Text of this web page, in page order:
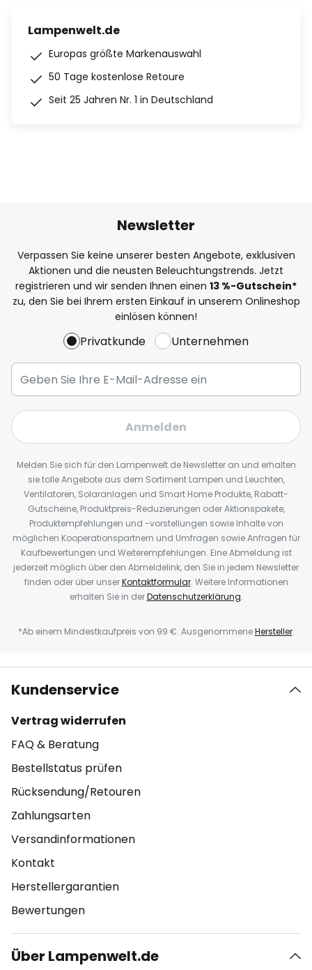
Lampenwelt.de
Europas größte Markenauswahl
50 Tage kostenlose Retoure
Seit 25 Jahren Nr. 1 in Deutschland
Newsletter
Verpassen Sie keine unserer besten Angebote, exklusiven
Aktionen und die neusten Beleuchtungstrends. Jetzt
registrieren und wir senden Ihnen einen 13 %-Gutschein*
zu, den Sie bei Ihrem ersten Einkauf in unserem Onlineshop
einlösen können!
Privatkunde Unternehmen
Anmelden
Melden Sie sich für den Lampenwelt.de Newsletter an und erhalten
sie tolle Angebote aus dem Sortiment Lampen und Leuchten,
Ventilatoren, Solaranlagen und Smart Home Produkte, Rabatt-
Gutscheine, Produktpreis-Reduzierungen oder Aktionspakete,
Produktempfehlungen und -vorstellungen sowie Inhalte von
möglichen Kooperationspartnern und Umfragen sowie Anfragen für
Kaufbewertungen und Weiterempfehlungen. Eine Abmeldung ist
jederzeit möglich über den Abmeldelink, den Sie in jedem Newsletter
finden oder über unserKontaktformular. Weitere Informationen
erhalten Sie in derDatenschutzerklärung.
*Ab einem Mindestkaufpreis von 99 €. AusgenommeneHersteller.
Kundenservice
Vertrag widerrufen
FAQ & Beratung
Bestellstatus prüfen
Rücksendung/Retouren
Zahlungsarten
Versandinformationen
Kontakt
Herstellergarantien
Bewertungen
Über Lampenwelt.de